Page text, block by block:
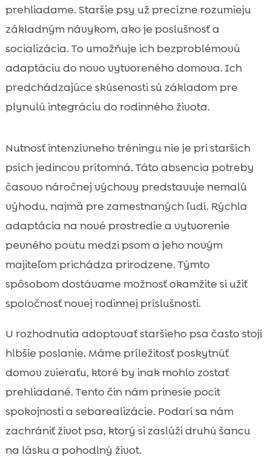
prehliadame. Staršie psy už precízne rozumieju
základným návykom, ako je poslušnosť a
socializácia. To umožňuje ich bezproblémovú
adaptáciu do novo vytvoreného domova. Ich
predchádzajúce skúsenosti sú základom pre
plynulú integráciu do rodinného života.
Nutnosť intenzívneho tréningu nie je pri starších
psích jedincov prítomná. Táto absencia potreby
časovo náročnej výchovy predstavuje nemalú
výhodu, najmä pre zamestnaných ľudí. Rýchla
adaptácia na nové prostredie a vytvorenie
pevného poutu medzi psom a jeho novým
majiteľom prichádza prirodzene. Týmto
spôsobom dostávame možnosť okamžite si užiť
spoločnosť novej rodinnej príslušnosti.
U rozhodnutia adoptovať staršieho psa často stojí
hlbšie poslanie. Máme príležitosť poskytnúť
domov zvieraťu, ktoré by inak mohlo zostať
prehliadané. Tento čin nám prinesie pocit
spokojnosti a sebarealizácie. Podarí sa nám
zachrániť život psa, ktorý si zaslúži druhú šancu
na lásku a pohodlný život.